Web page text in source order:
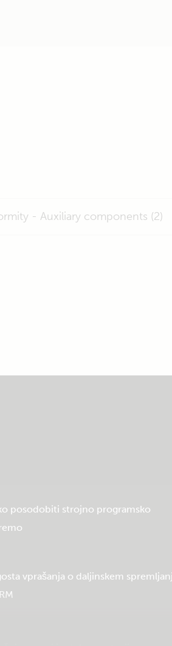
- Auxiliary components (2)
posodobiti strojno programsko
vprašanja o daljinskem